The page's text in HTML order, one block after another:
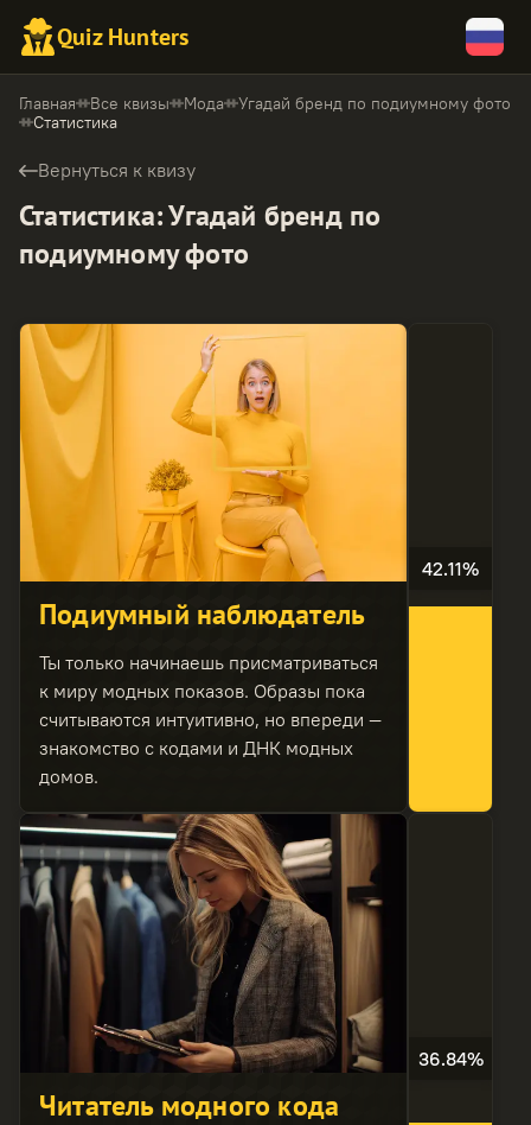
Quiz Hunters
Главная Все квизы Мода
Угадай бренд по подиумному фото
Статистика
Вернуться к квизу
Статистика:Угадай бренд по
подиумному фото
Подиумный наблюдатель
Ты только начинаешь присматриваться
к миру модных показов. Образы пока
считываются интуитивно, но впереди —
знакомство с кодами и ДНК модных
домов.
42.11%
Читатель модного кода
36.84%